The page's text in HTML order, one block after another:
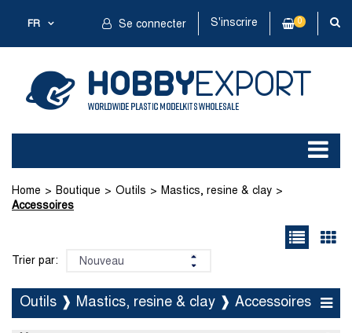
FR Se connecter S'inscrire 0
Home Boutique Outils
Mastics, resine & clay
Accessoires
Trier par:
Outils ❱ Mastics, resine & clay ❱ Accessoires